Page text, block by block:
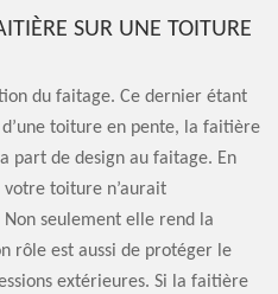
SUR UNE TOITURE
du faitage. Ce dernier étant
toiture en pente, la faitière
part de design au faitage. En
votre toiture n’aurait
seulement elle rend la
rôle est aussi de protéger le
extérieures. Si la faitière